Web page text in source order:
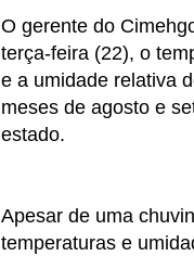
O gerente do
terça-feira (22), o
e a umidade relativa
meses de agosto e
estado.
Apesar de uma
temperaturas e